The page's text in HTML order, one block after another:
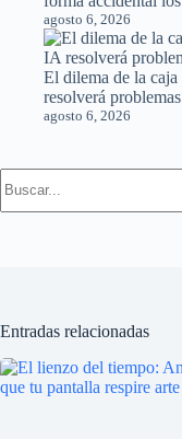
agosto 6, 2026
El dilema de la caja
resolverá
agosto 6, 2026
Entradas relacionadas